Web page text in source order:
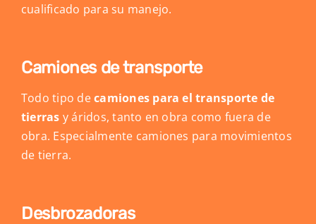
cualificado para su manejo.
Camiones de transporte
Todo tipo decamiones para el transporte de
tierras y áridos, tanto en obra como fuera de
obra. Especialmente camiones para movimientos
de tierra.
Desbrozadoras